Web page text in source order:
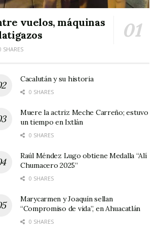
vuelos, máquinas
SHARES
Cacalután y su historia
0 SHARES
Muere la actriz Meche Carreño; estuvo
un tiempo en Ixtlán
0 SHARES
Raúl Méndez Lugo obtiene Medalla “Alí
Chumacero 2025”
0 SHARES
Marycarmen y Joaquín sellan
“Compromiso de vida”, en Ahuacatlán
0 SHARES